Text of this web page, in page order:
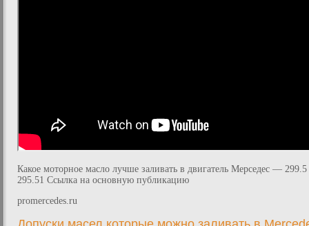
Какое моторное масло лучше заливать в двигатель Мерседес — 299.5
295.51 Ссылка на основную публикацию
promercedes.ru